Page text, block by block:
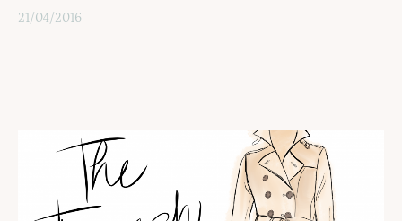
21/04/2016